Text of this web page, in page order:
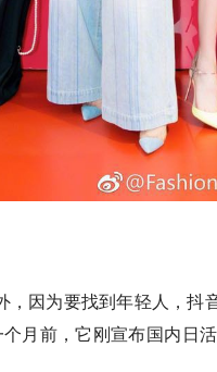
，因为要找到年轻人，抖
月前，它刚宣布国内日